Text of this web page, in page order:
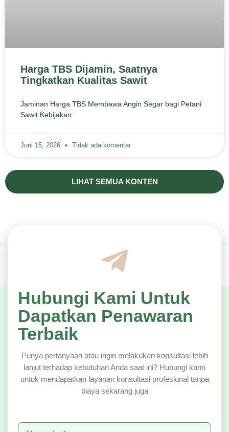
Harga TBS Dijamin, Saatnya
Tingkatkan Kualitas Sawit
Jaminan Harga TBS Membawa Angin Segar bagi Petani
Sawit Kebijakan
Juni 15, 2026 Tidak ada komentar
LIHAT SEMUA KONTEN
Hubungi Kami Untuk
Dapatkan Penawaran
Terbaik
Punya pertanyaan atau ingin melakukan konsultasi lebih
lanjut terhadap kebutuhan Anda saat ini? Hubungi kami
untuk mendapatkan layanan konsultasi profesional tanpa
biaya sekarang juga